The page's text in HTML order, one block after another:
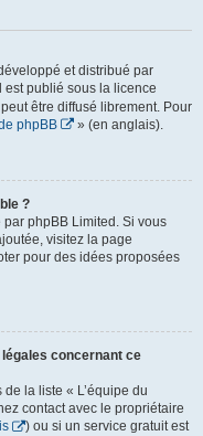
et distribué par
est publié sous la licence
être diffusé librement. Pour
phpBB » (en anglais).
?
phpBB Limited. Si vous
visitez la page
pour des idées proposées
concernant ce
la liste « L’équipe du
contact avec le propriétaire
) ou si un service gratuit est